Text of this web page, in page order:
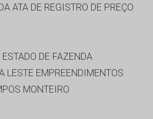
ATA DE REGISTRO DE PREÇO
DE FAZENDA
LESTE EMPREENDIMENTOS
MONTEIRO